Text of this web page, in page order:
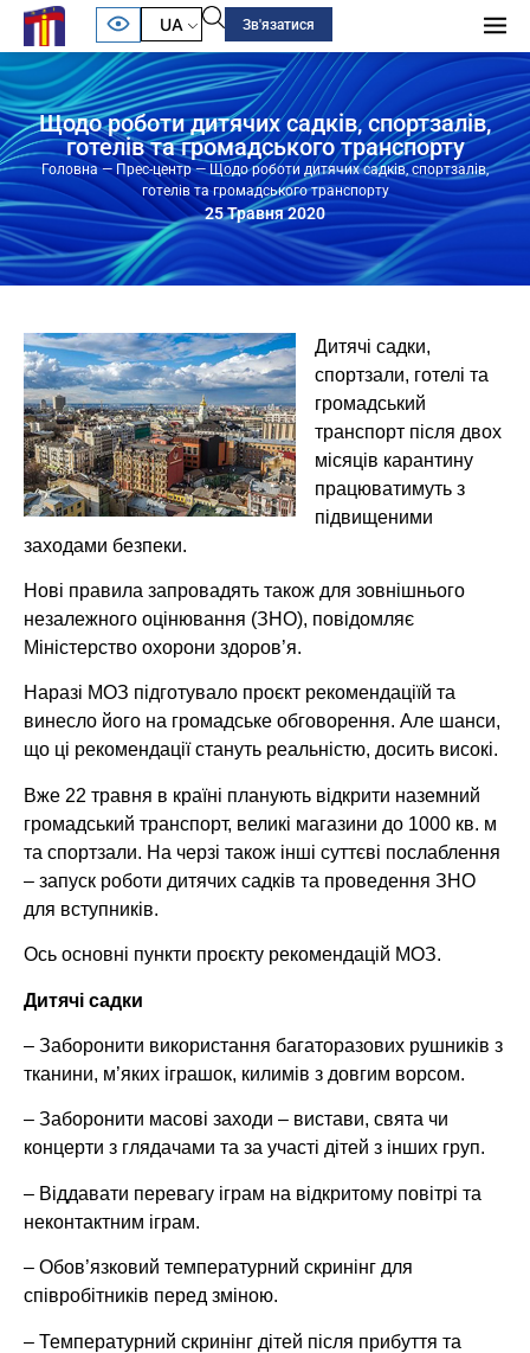
UA Зв'язатися
Щодо роботи дитячих садків, спортзалів,
готелів та громадського транспорту
Головна— Прес-центр—Щодо роботи дитячих садків, спортзалів,
готелів та громадського транспорту
25 Травня 2020
Дитячі садки,
спортзали, готелі та
громадський
транспорт після двох
місяців карантину
працюватимуть з
підвищеними
заходами безпеки.
Нові правила запровадять також для зовнішнього
незалежного оцінювання (ЗНО), повідомляє
Міністерство охорони здоров’я.
Наразі МОЗ підготувало проєкт рекомендаціїй та
винесло його на громадське обговорення. Але шанси,
що ці рекомендації стануть реальністю, досить високі.
Вже 22 травня в країні планують відкрити наземний
громадський транспорт, великі магазини до 1000 кв. м
та спортзали. На черзі також інші суттєві послаблення
– запуск роботи дитячих садків та проведення ЗНО
для вступників.
Ось основні пункти проєкту рекомендацій МОЗ.
Дитячі садки
– Заборонити використання багаторазових рушників з
тканини, м’яких іграшок, килимів з довгим ворсом.
– Заборонити масові заходи – вистави, свята чи
концерти з глядачами та за участі дітей з інших груп.
– Віддавати перевагу іграм на відкритому повітрі та
неконтактним іграм.
– Обов’язковий температурний скринінг для
співробітників перед зміною.
– Температурний скринінг дітей після прибуття та